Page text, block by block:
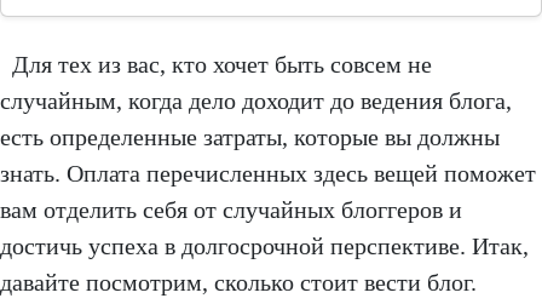
Для тех из вас, кто хочет быть совсем не
случайным, когда дело доходит до ведения блога,
есть определенные затраты, которые вы должны
знать. Оплата перечисленных здесь вещей поможет
вам отделить себя от случайных блоггеров и
достичь успеха в долгосрочной перспективе. Итак,
давайте посмотрим, сколько стоит вести блог.